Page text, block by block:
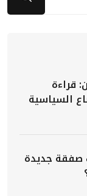
قراءة
السياسية
صفقة جديدة